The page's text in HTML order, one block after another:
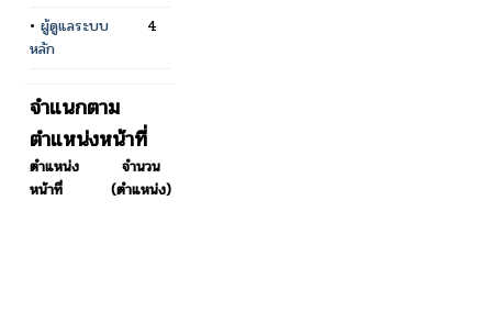
• ผู้ดูแลระบบ
หลัก
4
จำแนกตาม
ตำแหน่งหน้าที่
ตำแหน่ง
หน้าที่
จำนวน
(ตำแหน่ง)